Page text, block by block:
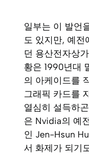
일부는 이 발언
도 있지만, 예전
던 용산전자상
황은 1990년대
의 아케이드를
그래픽 카드를
열심히 설득하
은 Nvidia의 예
인 Jen-Hsun
서 화제가 되기